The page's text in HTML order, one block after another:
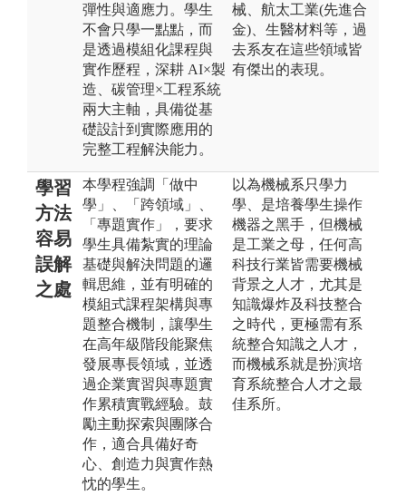
彈性與適應力。學生
不會只學一點點，而
是透過模組化課程與
實作歷程，深耕 AI×製
造、碳管理×工程系統
兩大主軸，具備從基
礎設計到實際應用的
完整工程解決能力。
械、航太工業(先進合
金)、生醫材料等，過
去系友在這些領域皆
有傑出的表現。
學習
方法
容易
誤解
之處
本學程強調「做中
學」、「跨領域」、
「專題實作」，要求
學生具備紮實的理論
基礎與解決問題的邏
輯思維，並有明確的
模組式課程架構與專
題整合機制，讓學生
在高年級階段能聚焦
發展專長領域，並透
過企業實習與專題實
作累積實戰經驗。鼓
勵主動探索與團隊合
作，適合具備好奇
心、創造力與實作熱
忱的學生。
以為機械系只學力
學、是培養學生操作
機器之黑手，但機械
是工業之母，任何高
科技行業皆需要機械
背景之人才，尤其是
知識爆炸及科技整合
之時代，更極需有系
統整合知識之人才，
而機械系就是扮演培
育系統整合人才之最
佳系所。